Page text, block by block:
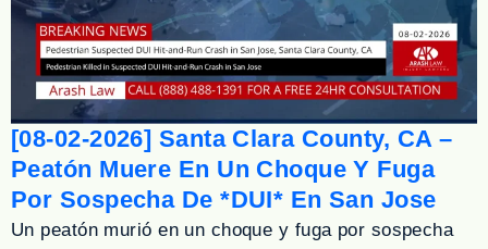
[08-02-2026] Santa Clara County, CA –
Peatón Muere En Un Choque Y Fuga
Por Sospecha De *DUI* En San Jose
Un peatón murió en un choque y fuga por sospecha